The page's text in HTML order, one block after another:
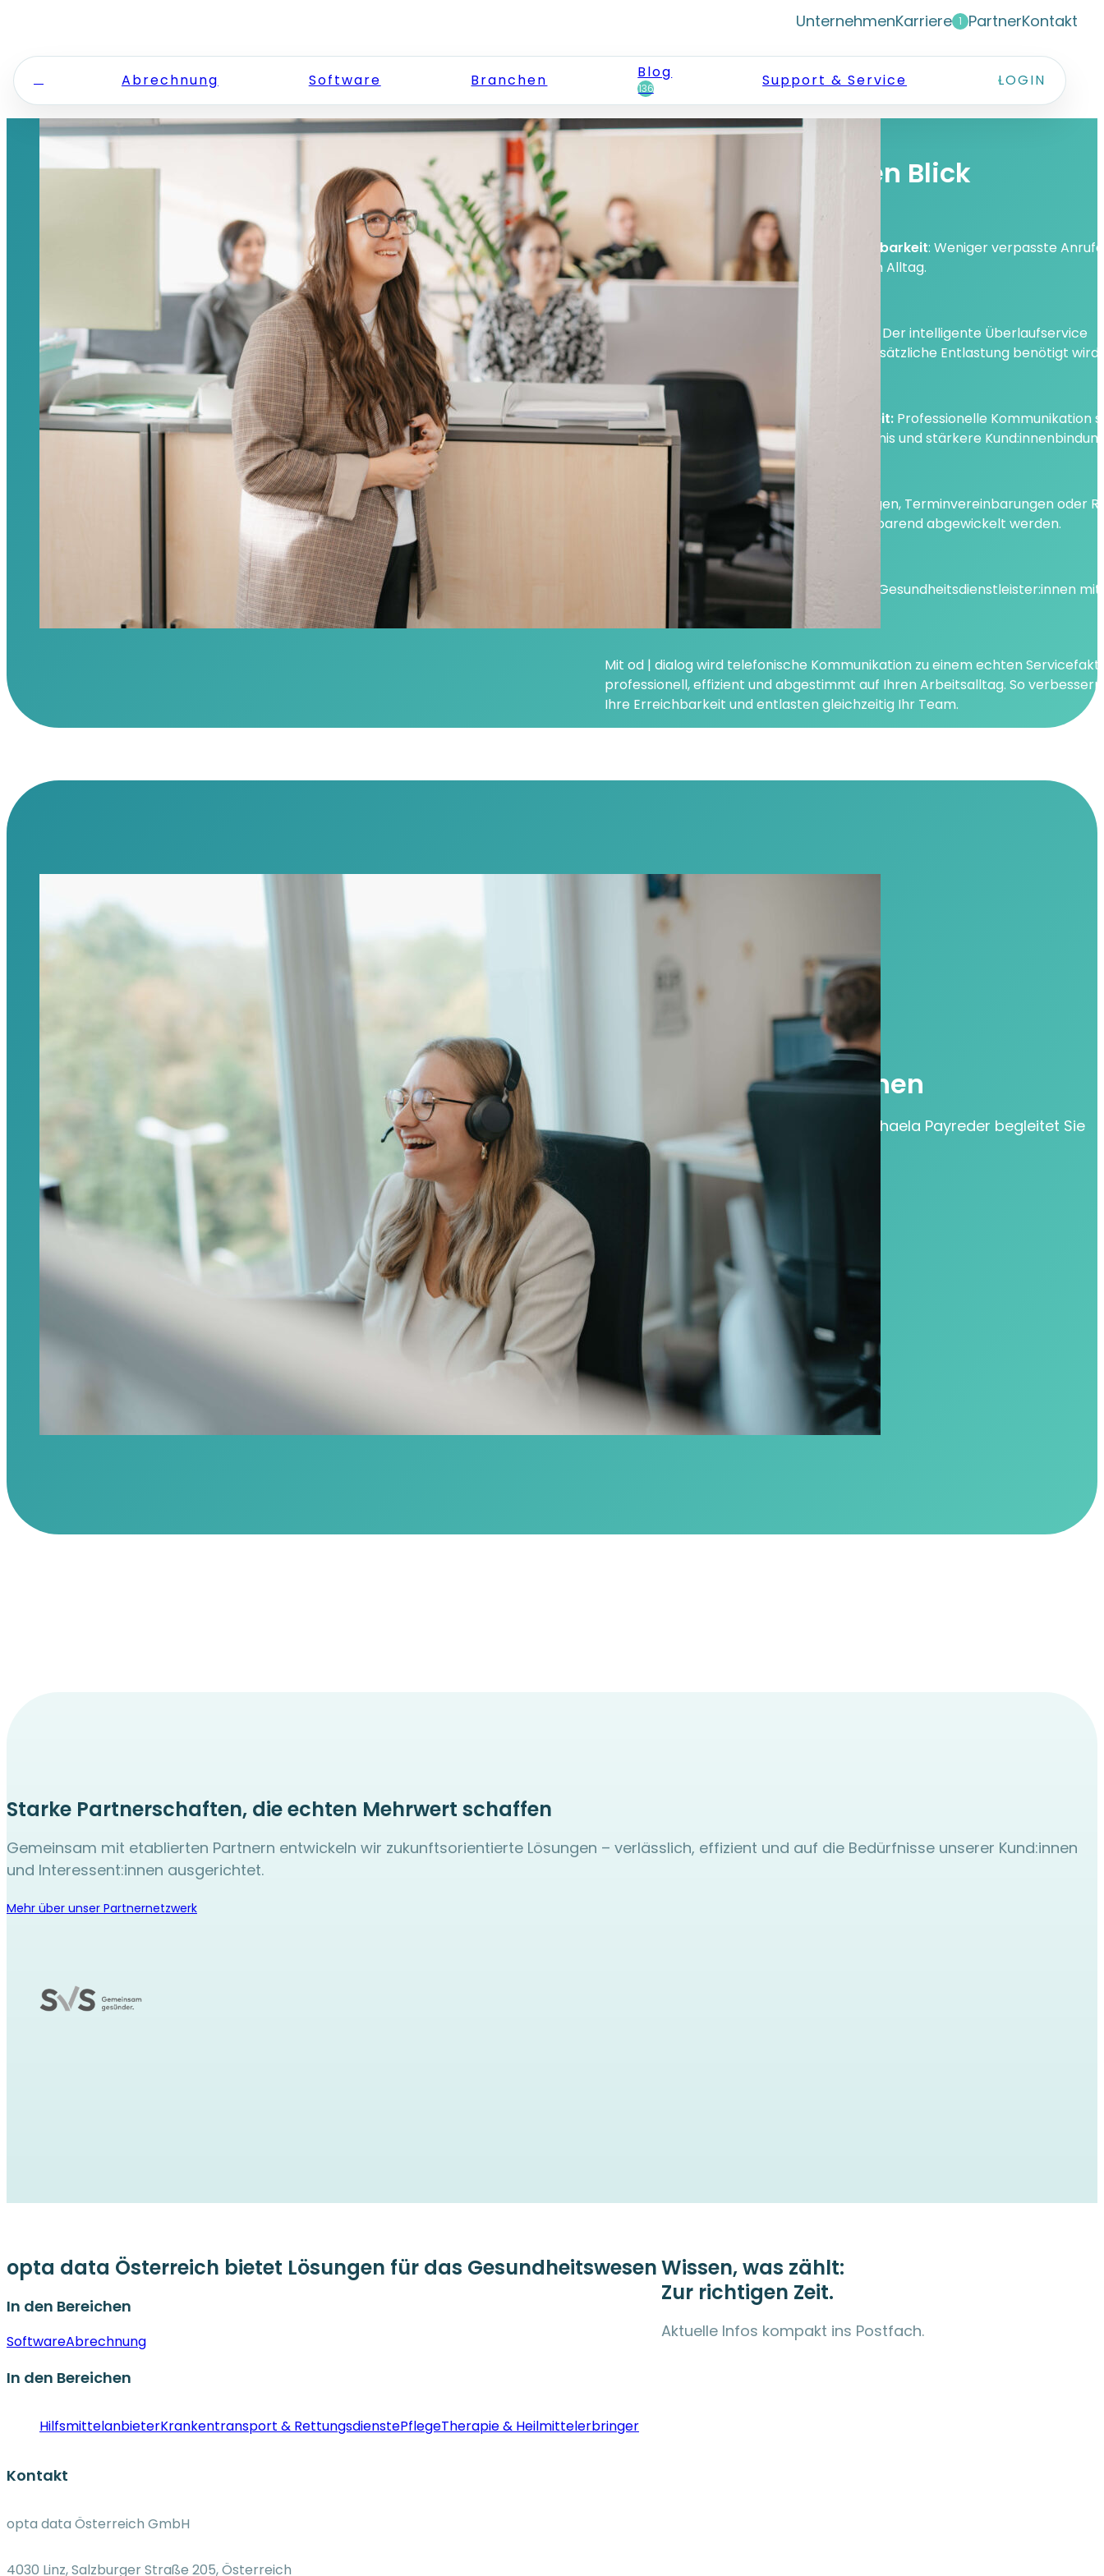
Zum Inhalt springen
UnternehmenKarriere 1 PartnerKontakt
Abrechnung Software Branchen Blog
136 Support & Service LOGIN
Ihre Vorteile auf einen Blick
Bessere telefonische Erreichbarkeit: Weniger verpasste
schnellere Reaktionszeiten im Alltag.
Der intelligente Überlaufservice
unterstützt genau dort, wo zusätzliche Entlastung benötigt wird.
Mehr Kund:innenzufriedenheit: Professionelle Kommunikation
für ein besseres Serviceerlebnis und stärkere
Effizientere Prozesse
Anfragen, Terminvereinbarungen oder
können strukturiert und zeitsparend abgewickelt werden.
Flexibel einsetzbar
Ideal für Gesundheitsdienstleister:innen
Kommunikationsaufkommen.
Mit od | dialog wird telefonische Kommunikation zu einem echten
professionell, effizient und abgestimmt auf Ihren Arbeitsalltag. So verbessern
Ihre Erreichbarkeit und entlasten gleichzeitig Ihr Team.
Lassen Sie uns persönlich sprechen
Ob erste Informationen oder konkrete Anforderungen – Michaela Payreder begleitet Sie
kompetent vom Erstgespräch bis zur passenden Lösung.
beratung@optadata.at
+43 732 38 08 38-0
Termin vereinbaren
Starke Partnerschaften, die echten Mehrwert schaffen
Gemeinsam mit etablierten Partnern entwickeln wir zukunftsorientierte Lösungen – verlässlich, effizient und auf die Bedürfnisse unserer Kund:innen
und Interessent:innen ausgerichtet.
Mehr über unser Partnernetzwerk
opta data Österreich bietet Lösungen für das Gesundheitswesen
In den Bereichen
SoftwareAbrechnung
In den Bereichen
HilfsmittelanbieterKrankentransport & RettungsdienstePflegeTherapie & Heilmittelerbringer
Kontakt
opta data Österreich GmbH
4030 Linz, Salzburger Straße 205, Österreich
Wissen, was zählt:
Zur richtigen Zeit.
Aktuelle Infos kompakt ins Postfach.